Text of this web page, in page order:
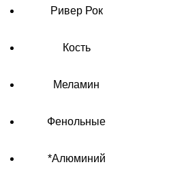
Ривер Рок
Кость
Меламин
Фенольные
*Алюминий